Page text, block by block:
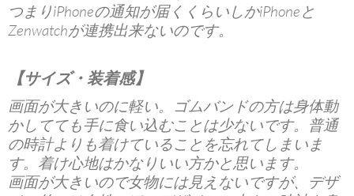
つまりiPhoneの通知が届くくらいしかiPhoneと
Zenwatchが連携出来ないのです。
【サイズ・装着感】
画面が大きいのに軽い。ゴムバンドの方は身体動
かしてても手に食い込むことは少ないです。普通
の時計よりも着けていることを忘れてしまいま
す。着け心地はかなりいい方かと思います。
画面が大きいので女物には見えないですが、デザ